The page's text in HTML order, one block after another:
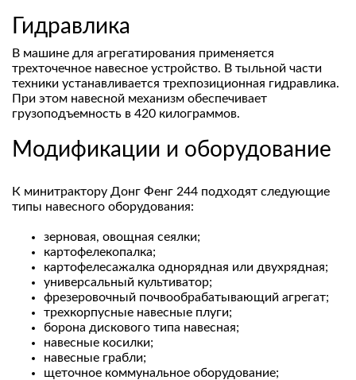
Гидравлика
В машине для агрегатирования применяется
трехточечное навесное устройство. В тыльной части
техники устанавливается трехпозиционная гидравлика.
При этом навесной механизм обеспечивает
грузоподъемность в 420 килограммов.
Модификации и оборудование
К минитрактору Донг Фенг 244 подходят следующие
типы навесного оборудования:
зерновая, овощная сеялки;
картофелекопалка;
картофелесажалка однорядная или двухрядная;
универсальный культиватор;
фрезеровочный почвообрабатывающий агрегат;
трехкорпусные навесные плуги;
борона дискового типа навесная;
навесные косилки;
навесные грабли;
щеточное коммунальное оборудование;